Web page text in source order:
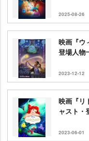
2025-08-26
映画『ウ
登場人物
2023-12-12
映画『リ
ャスト・
2023-06-01